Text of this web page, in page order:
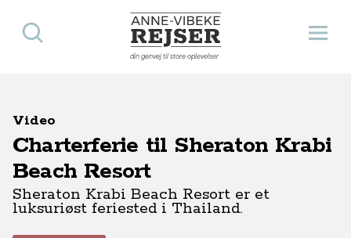
Anne-Vibeke Rejser
din genvej til store oplevelser
Åbn
Søg
Video
Charterferie til Sheraton Krabi
Beach Resort
Sheraton Krabi Beach Resort er et
luksuriøst feriested i Thailand.